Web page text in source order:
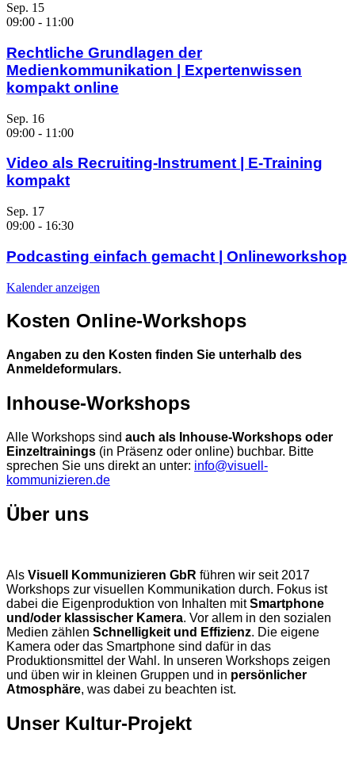
Sep. 15
09:00 - 11:00
Rechtliche Grundlagen der
Medienkommunikation | Expertenwissen
kompakt online
Sep. 16
09:00 - 11:00
Video als Recruiting-Instrument | E-Training
kompakt
Sep. 17
09:00 - 16:30
Podcasting einfach gemacht | Onlineworkshop
Kalender anzeigen
Kosten Online-Workshops
Angaben zu den Kosten finden Sie unterhalb des
Anmeldeformulars.
Inhouse-Workshops
Alle Workshops sind auch als Inhouse-Workshops oder
Einzeltrainings (in Präsenz oder online) buchbar. Bitte
sprechen Sie uns direkt an unter: info@visuell-
kommunizieren.de
Über uns
Als Visuell Kommunizieren GbR führen wir seit 2017
Workshops zur visuellen Kommunikation durch. Fokus ist
dabei die Eigenproduktion von Inhalten mitSmartphone
und/oder klassischer Kamera. Vor allem in den sozialen
Medien zählen Schnelligkeit und Effizienz. Die eigene
Kamera oder das Smartphone sind dafür in das
Produktionsmittel der Wahl. In unseren Workshops zeigen
und üben wir in kleinen Gruppen und in persönlicher
Atmosphäre, was dabei zu beachten ist.
Unser Kultur-Projekt